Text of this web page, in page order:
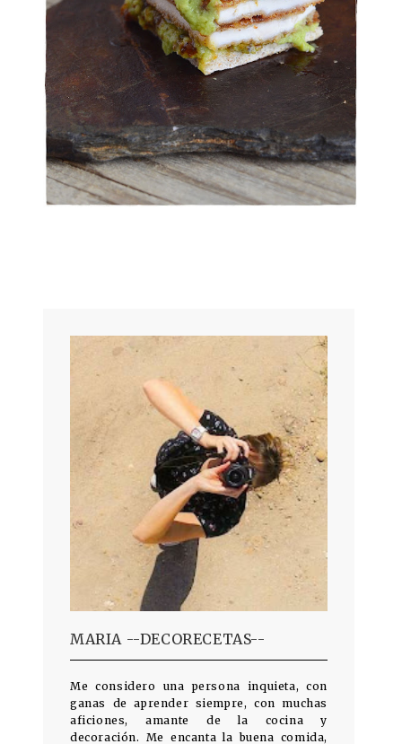
MARIA --DECORECETAS--
Me considero una persona inquieta, con
ganas de aprender siempre, con muchas
aficiones, amante de la cocina y
decoración. Me encanta la buena comida,